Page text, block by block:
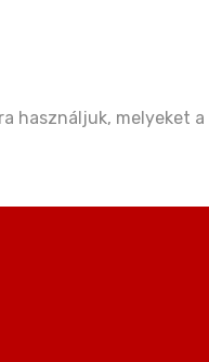
használjuk, melyeket a